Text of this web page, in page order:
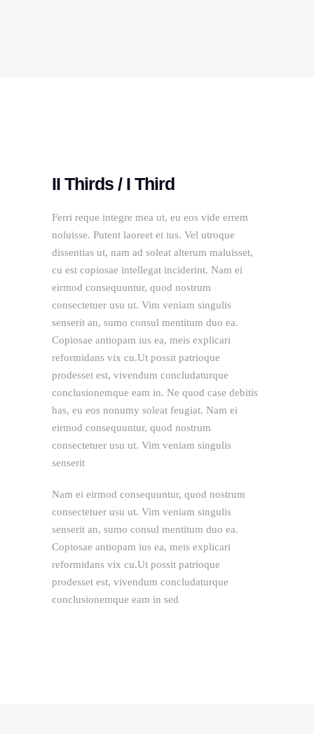
II Thirds / I Third
Ferri reque integre mea ut, eu eos vide errem
noluisse. Putent laoreet et ius. Vel utroque
dissentias ut, nam ad soleat alterum maluisset,
cu est copiosae intellegat inciderint. Nam ei
eirmod consequuntur, quod nostrum
consectetuer usu ut. Vim veniam singulis
senserit an, sumo consul mentitum duo ea.
Copiosae antiopam ius ea, meis explicari
reformidans vix cu.Ut possit patrioque
prodesset est, vivendum concludaturque
conclusionemque eam in. Ne quod case debitis
has, eu eos nonumy soleat feugiat. Nam ei
eirmod consequuntur, quod nostrum
consectetuer usu ut. Vim veniam singulis
senserit
Nam ei eirmod consequuntur, quod nostrum
consectetuer usu ut. Vim veniam singulis
senserit an, sumo consul mentitum duo ea.
Copiosae antiopam ius ea, meis explicari
reformidans vix cu.Ut possit patrioque
prodesset est, vivendum concludaturque
conclusionemque eam in sed